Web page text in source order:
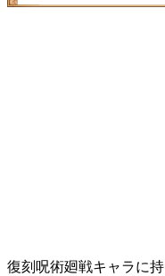
復刻呪術廻戦キャラに